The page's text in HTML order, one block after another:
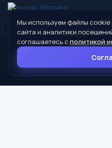
© 2026 Управление
Сухой Лог
624800, Свердловская область,
8 (34373) 4-33-85
Мы используем файлы cookie
сайта и аналитики
соглашаетесь с политикой